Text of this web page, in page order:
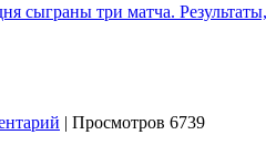
сыграны три матча.
| Просмотров 6739